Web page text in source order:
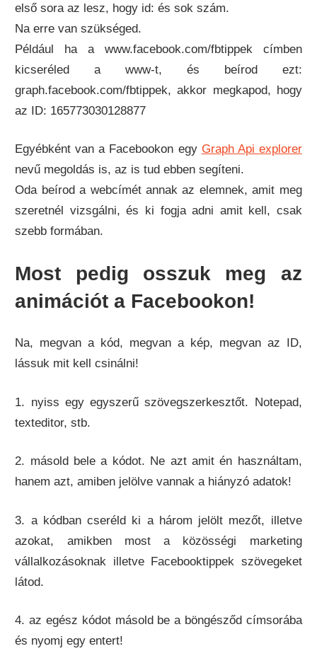
első sora az lesz, hogy id: és sok szám.
Na erre van szükséged.
Például ha a www.facebook.com/fbtippek címben
kicseréled a www-t, és beírod ezt:
graph.facebook.com/fbtippek, akkor megkapod, hogy
az ID: 165773030128877
Egyébként van a Facebookon egy Graph Api explorer
nevű megoldás is, az is tud ebben segíteni.
Oda beírod a webcímét annak az elemnek, amit meg
szeretnél vizsgálni, és ki fogja adni amit kell, csak
szebb formában.
Most pedig osszuk meg az
animációt a Facebookon!
Na, megvan a kód, megvan a kép, megvan az ID,
lássuk mit kell csinálni!
1. nyiss egy egyszerű szövegszerkesztőt. Notepad,
texteditor, stb.
2. másold bele a kódot. Ne azt amit én használtam,
hanem azt, amiben jelölve vannak a hiányzó adatok!
3. a kódban cseréld ki a három jelölt mezőt, illetve
azokat, amikben most a közösségi marketing
vállalkozásoknak illetve Facebooktippek szövegeket
látod.
4. az egész kódot másold be a böngésződ címsorába
és nyomj egy entert!